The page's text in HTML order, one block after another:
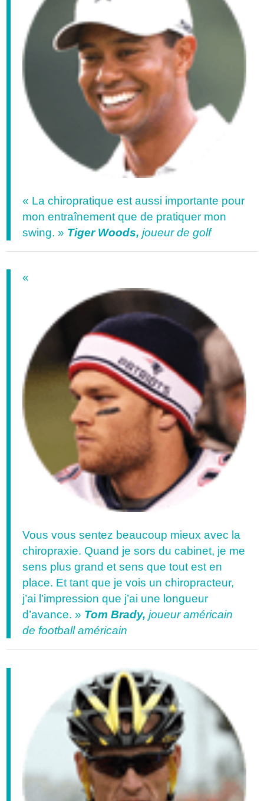
« La chiropratique est aussi importante pour
mon entraînement que de pratiquer mon
swing. » Tiger Woods,joueur de golf
«
Vous vous sentez beaucoup mieux avec la
chiropraxie. Quand je sors du cabinet, je me
sens plus grand et sens que tout est en
place. Et tant que je vois un chiropracteur,
j’ai l’impression que j’ai une longueur
d’avance. » Tom Brady,joueur américain
de football américain